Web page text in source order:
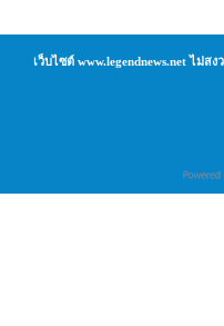
เว็บไซต์ www.legendnews.net ไม่